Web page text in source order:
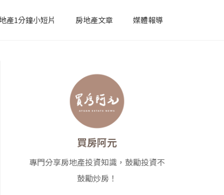
產1分鐘小短片 房地產文章 媒體報導
買房阿元
專門分享房地產投資知識，鼓勵投資不
鼓勵炒房！